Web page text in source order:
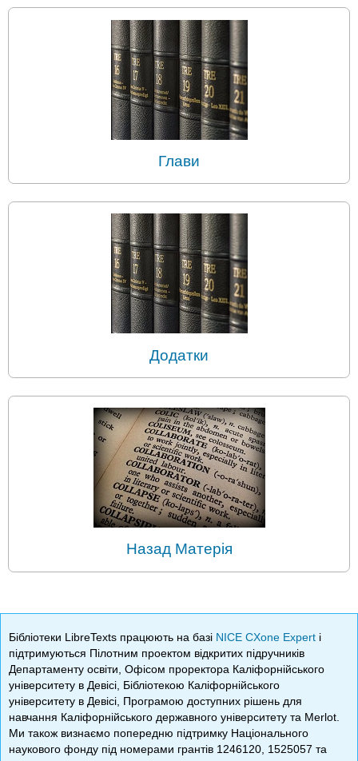
Глави
Додатки
Назад Матерія
Бібліотеки LibreTexts працюють на базі NICE CXone Expert і
підтримуються Пілотним проектом відкритих підручників
Департаменту освіти, Офісом проректора Каліфорнійського
університету в Девісі, Бібліотекою Каліфорнійського
університету в Девісі, Програмою доступних рішень для
навчання Каліфорнійського державного університету та Merlot.
Ми також визнаємо попередню підтримку Національного
наукового фонду під номерами грантів 1246120, 1525057 та